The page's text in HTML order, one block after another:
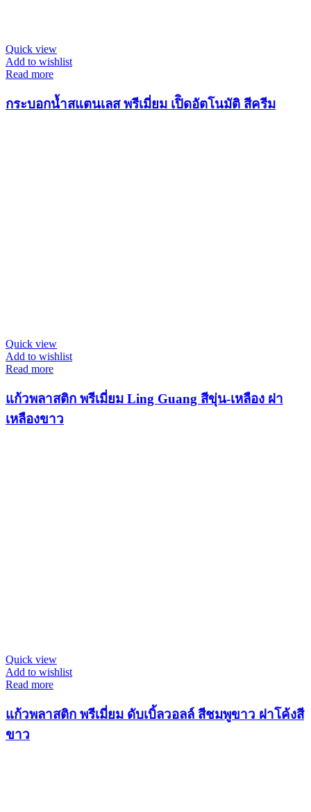
Quick view
Add to wishlist
Read more
กระบอกน้ำสแตนเลส พรีเมี่ยม เปิิดอัตโนมัติ สีครีม
Quick view
Add to wishlist
Read more
แก้วพลาสติก พรีเมี่ยม Ling Guang สีขุ่น-เหลือง ฝา
เหลืองขาว
Quick view
Add to wishlist
Read more
แก้วพลาสติก พรีเมี่ยม ดับเบิ้ลวอลล์ สีชมพูขาว ฝาโค้งสี
ขาว